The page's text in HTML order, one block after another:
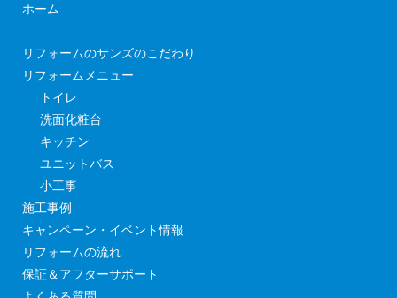
ホーム
リフォームのサンズのこだわり
リフォームメニュー
トイレ
洗面化粧台
キッチン
ユニットバス
小工事
施工事例
キャンペーン・イベント情報
リフォームの流れ
保証＆アフターサポート